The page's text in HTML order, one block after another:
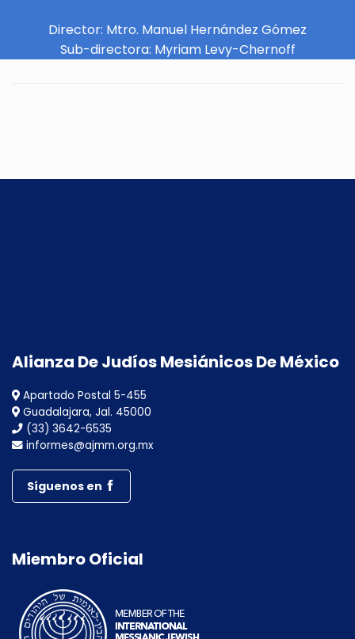
Director: Mtro. Manuel Hernández Gómez
Sub-directora: Myriam Levy-Chernoff
Alianza De Judíos Mesiánicos De México
Apartado Postal 5-455
Guadalajara, Jal. 45000
(33) 3642-6535
informes@ajmm.org.mx
Síguenos en
Miembro Oficial